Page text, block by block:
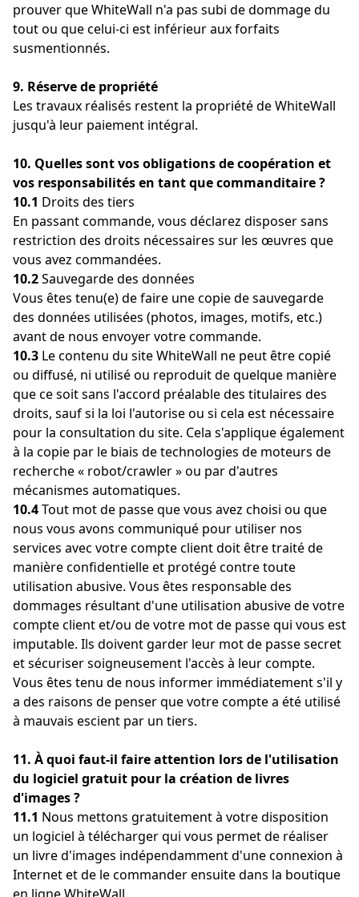
prouver que WhiteWall n'a pas subi de dommage du
tout ou que celui-ci est inférieur aux forfaits
susmentionnés.
9. Réserve de propriété
Les travaux réalisés restent la propriété de WhiteWall
jusqu'à leur paiement intégral.
10. Quelles sont vos obligations de coopération et
vos responsabilités en tant que commanditaire ?
10.1 Droits des tiers
En passant commande, vous déclarez disposer sans
restriction des droits nécessaires sur les œuvres que
vous avez commandées.
10.2Sauvegarde des données
Vous êtes tenu(e) de faire une copie de sauvegarde
des données utilisées (photos, images, motifs, etc.)
avant de nous envoyer votre commande.
10.3 Le contenu du site WhiteWall ne peut être copié
ou diffusé, ni utilisé ou reproduit de quelque manière
que ce soit sans l'accord préalable des titulaires des
droits, sauf si la loi l'autorise ou si cela est nécessaire
pour la consultation du site. Cela s'applique également
à la copie par le biais de technologies de moteurs de
recherche « robot/crawler » ou par d'autres
mécanismes automatiques.
10.4Tout mot de passe que vous avez choisi ou que
nous vous avons communiqué pour utiliser nos
services avec votre compte client doit être traité de
manière confidentielle et protégé contre toute
utilisation abusive. Vous êtes responsable des
dommages résultant d'une utilisation abusive de votre
compte client et/ou de votre mot de passe qui vous est
imputable. Ils doivent garder leur mot de passe secret
et sécuriser soigneusement l'accès à leur compte.
Vous êtes tenu de nous informer immédiatement s'il y
a des raisons de penser que votre compte a été utilisé
à mauvais escient par un tiers.
11. À quoi faut-il faire attention lors de l'utilisation
du logiciel gratuit pour la création de livres
d'images ?
11.1 Nous mettons gratuitement à votre disposition
un logiciel à télécharger qui vous permet de réaliser
un livre d'images indépendamment d'une connexion à
Internet et de le commander ensuite dans la boutique